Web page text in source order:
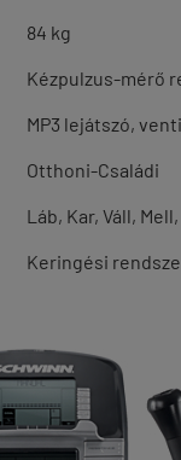
84 kg
Kézpulzus-mérő
MP3 lejátszó,
Otthoni-Családi
Láb, Kar, Váll,
Keringési